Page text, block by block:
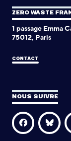
ZERO WASTE
1 passage Emma
75012, Paris
CONTACT
NOUS SUIVRE